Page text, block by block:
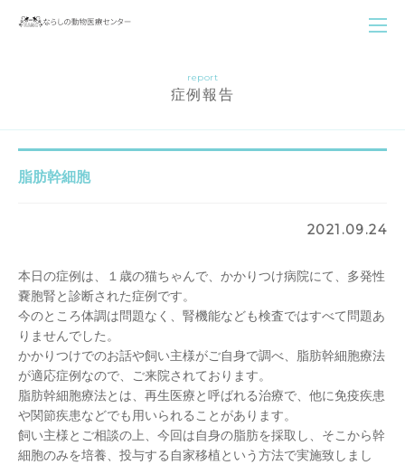
report
症例報告
脂肪幹細胞
2021.09.24
本日の症例は、１歳の猫ちゃんで、かかりつけ病院にて、多発性
嚢胞腎と診断された症例です。
今のところ体調は問題なく、腎機能なども検査ではすべて問題あ
りませんでした。
かかりつけでのお話や飼い主様がご自身で調べ、脂肪幹細胞療法
が適応症例なので、ご来院されております。
脂肪幹細胞療法とは、再生医療と呼ばれる治療で、他に免疫疾患
や関節疾患などでも用いられることがあります。
飼い主様とご相談の上、今回は自身の脂肪を採取し、そこから幹
細胞のみを培養、投与する自家移植という方法で実施致しまし